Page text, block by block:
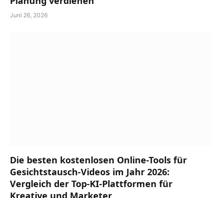
Juni 26, 2026
Die besten kostenlosen Online-Tools für
Gesichtstausch-Videos im Jahr 2026:
Vergleich der Top-KI-Plattformen für
Kreative und Marketer